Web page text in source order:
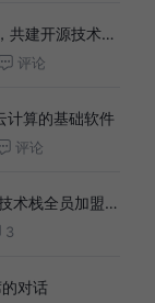
共建开源技术生
评论
计算的基础软件
评论
术栈全员加盟
3
对话